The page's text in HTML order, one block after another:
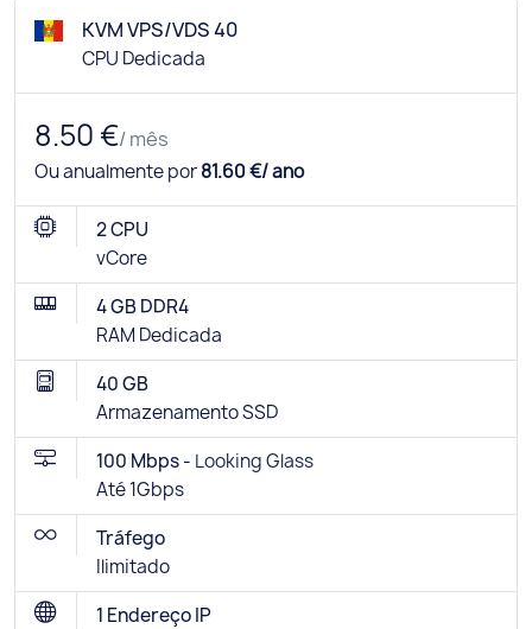
KVM VPS/VDS 40
CPU Dedicada
8.50 €/ mês
Ou anualmente por81.60 €/ ano
2 CPU
vCore
4 GB DDR4
RAM Dedicada
40 GB
Armazenamento SSD
100 Mbps - Looking Glass
Até 1Gbps
Tráfego
Ilimitado
1 Endereço IP